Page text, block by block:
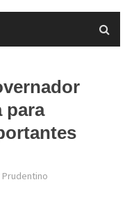
para
Prudentino